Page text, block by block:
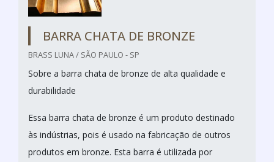
BARRA CHATA DE BRONZE
BRASS LUNA / SÃO PAULO - SP
Sobre a barra chata de bronze de alta qualidade e
durabilidade
Essa barra chata de bronze é um produto destinado
às indústrias, pois é usado na fabricação de outros
produtos em bronze. Esta barra é utilizada por